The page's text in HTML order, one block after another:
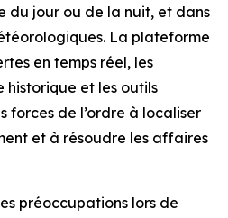
du jour ou de la nuit, et dans
La plateforme
en temps réel, les
historique et les outils
forces de l’ordre à localiser
et à résoudre les affaires
préoccupations lors de